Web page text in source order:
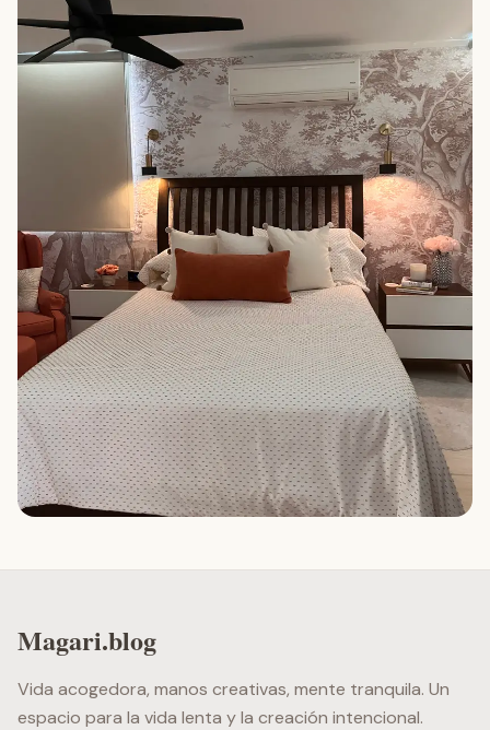
Magari.blog
Vida acogedora, manos creativas, mente tranquila. Un
espacio para la vida lenta y la creación intencional.